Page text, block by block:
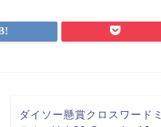
ダイソー懸賞クロスワードミ